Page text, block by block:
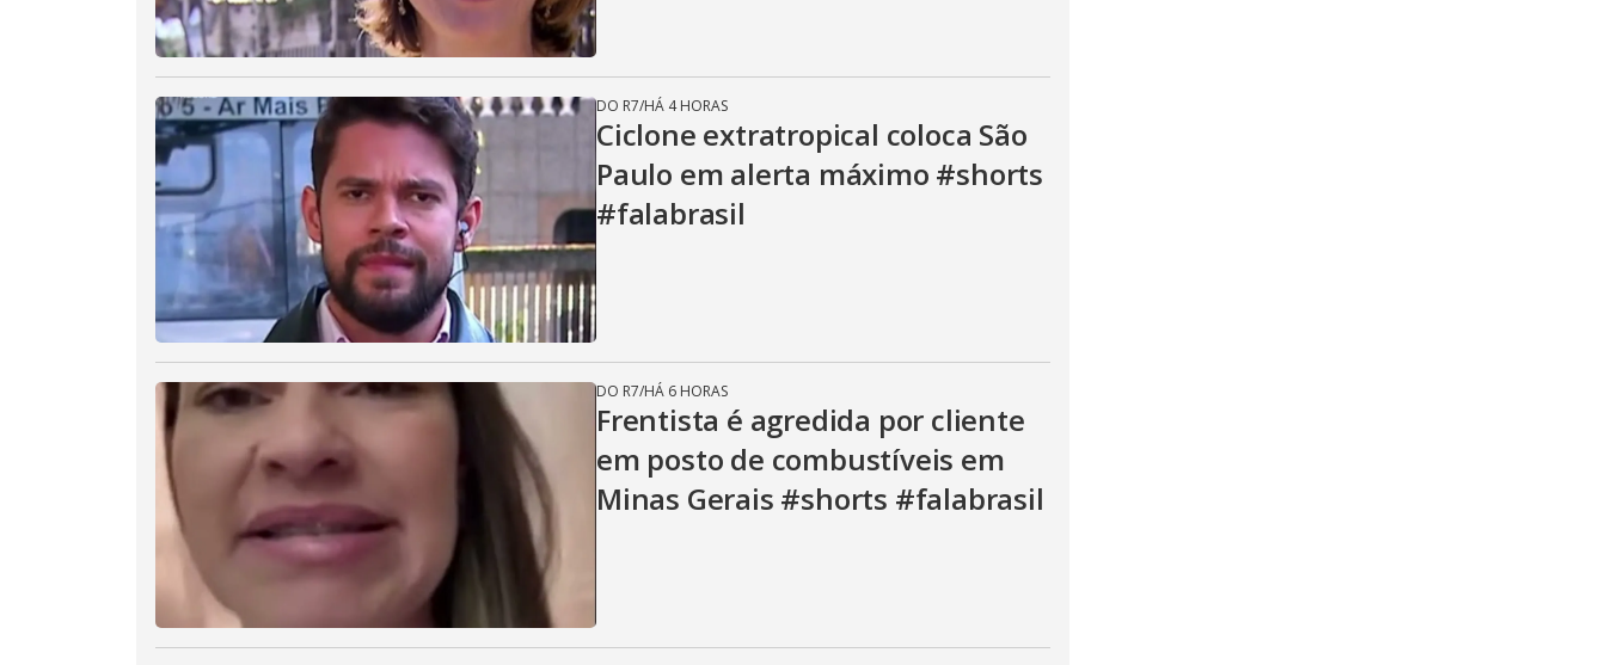
DO R7/HÁ 4 HORAS
Ciclone extratropical coloca São
Paulo em alerta máximo #shorts
#falabrasil
DO R7/HÁ 6 HORAS
Frentista é agredida por cliente
em posto de combustíveis em
Minas Gerais #shorts #falabrasil